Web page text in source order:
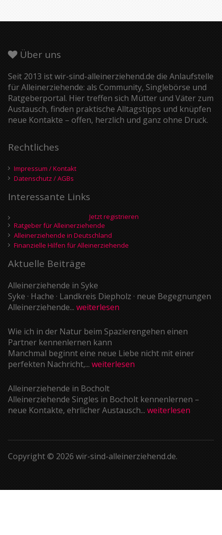
Über uns
Seit 2013 ist wir-sind-alleinerziehend.de die Anlaufstelle
für Alleinerziehende: als Community, Singlebörse und
Ratgeberportal. Hier treffen sich Mütter und Väter zum
Austausch, finden praktische Alltagstipps und knüpfen
neue Kontakte – offen, herzlich und ganz ohne Druck.
Rechtliches
Impressum / Kontakt
Datenschutz / AGBs
Interessante Links
Jetzt registrieren
Ratgeber für Alleinerziehende
Alleinerziehende in Deutschland
Finanzielle Hilfen für Alleinerziehende
Aktuelle Beiträge
Alleinerziehende in Syke
Syke · Hache · Landkreis Diepholz · neue Begegnungen
Alleinerziehende... weiterlesen
Wie ich in der Natur beim Spazierengehen einen
Partner kennenlernen kann
Manchmal beginnt eine neue Liebe nicht mit einer
perfekten Nachricht,... weiterlesen
Alleinerziehende in Bocholt
Alleinerziehende Singles in Bocholt kennenlernen –
neue Kontakte, ehrlicher Austausch... weiterlesen
Copyright © 2026 wir-sind-alleinerziehend.de.